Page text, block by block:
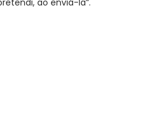
ao enviá-la”.